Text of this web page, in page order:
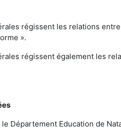
régissent les relations
».
régissent également les
Département Education de